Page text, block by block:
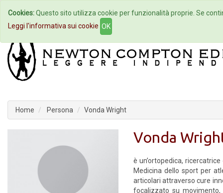
Home Autori Eventi
Home Persona Vonda Wright
Vonda
è un’ortopedica,
Medicina dello sport per
articolari attraverso cure
focalizzato su
Cookies:Questo sito utilizza cookie per funzionalità proprie. Se
Leggi l'informativa sui cookie OK